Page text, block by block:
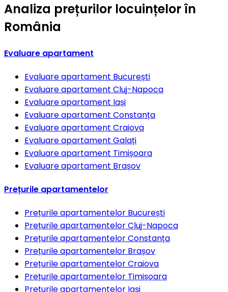
Analiza prețurilor locuințelor în
România
Evaluare apartament
Evaluare apartament București
Evaluare apartament Cluj-Napoca
Evaluare apartament Iași
Evaluare apartament Constanța
Evaluare apartament Craiova
Evaluare apartament Galați
Evaluare apartament Timișoara
Evaluare apartament Brașov
Prețurile apartamentelor
Prețurile apartamentelor București
Prețurile apartamentelorCluj-Napoca
Prețurile apartamentelorConstanța
Prețurile apartamentelor Brașov
Prețurile apartamentelorCraiova
Prețurile apartamentelor Timișoara
Prețurile apartamentelor Iași